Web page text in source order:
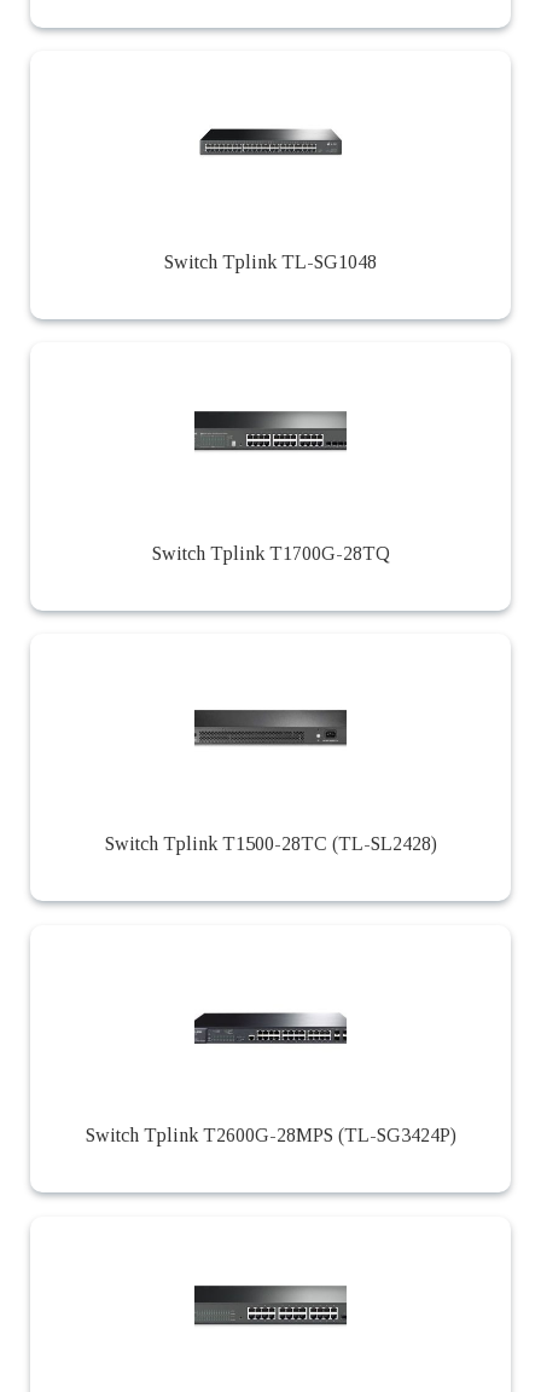
Switch Tplink TL-SG1048
Switch Tplink T1700G-28TQ
Switch Tplink T1500-28TC (TL-SL2428)
Switch Tplink T2600G-28MPS (TL-SG3424P)